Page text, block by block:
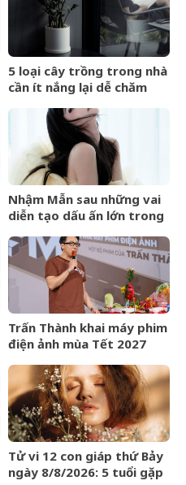
5 loại cây trồng trong nhà
cần ít nắng lại dễ chăm
Nhậm Mẫn sau những vai
diễn tạo dấu ấn lớn trong
Trấn Thành khai máy phim
điện ảnh mùa Tết 2027
Tử vi 12 con giáp thứ Bảy
ngày 8/8/2026: 5 tuổi gặp